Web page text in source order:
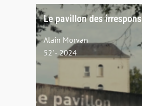
Le pavillon des
Alain Morvan
52' - 2024